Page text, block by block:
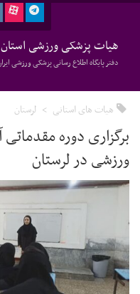
هیات پزشکی ورزشی استان
دفتر پایگاه اطلاع رسانی پزشکی ورزشی
هیات های استانی لرستان
برگزاری دوره
ورزشی در لرستان